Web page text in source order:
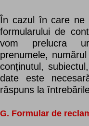
În cazul în care ne
formularului de
vom prelucra
prenumele,
conținutul,
date este
răspuns la
G. Formular de